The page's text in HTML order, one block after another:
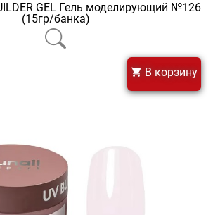
GEL Гель моделирующий №126
(15гр/банка)
В корзину